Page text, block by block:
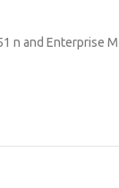
n and Enterprise